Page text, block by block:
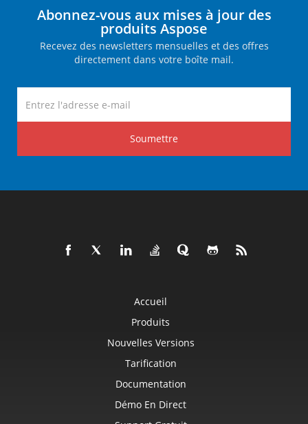
Abonnez-vous aux mises à jour des
produits Aspose
Recevez des newsletters mensuelles et des offres
directement dans votre boîte mail.
Soumettre
Accueil
Produits
Nouvelles Versions
Tarification
Documentation
Démo En Direct